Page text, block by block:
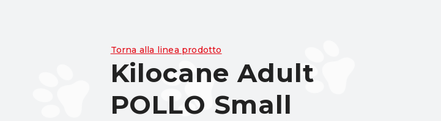
Torna alla linea prodotto
Kilocane Adult
POLLO Small